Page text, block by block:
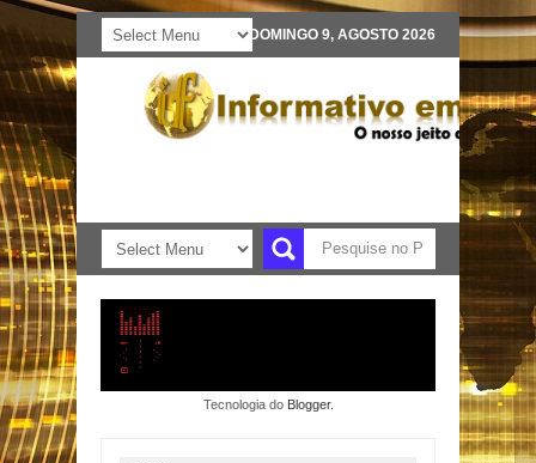
DOMINGO 9, AGOSTO 2026
Tecnologia do Blogger.